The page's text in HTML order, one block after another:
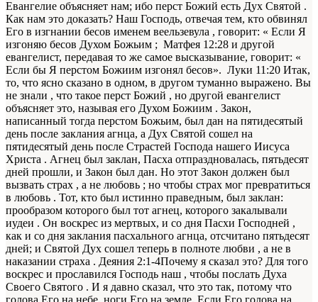
Евангелие объясняет нам; ибо перст Божий есть Дух Святой .
Как нам это доказать? Наш Господь, отвечая тем, кто обвинял
Его в изгнании бесов именем веельзевула , говорит: « Если Я
изгоняю бесов Духом Божьим ; Матфея 12:28 и другой
евангелист, передавая то же самое высказывание, говорит: «
Если бы Я перстом Божиим изгонял бесов». Луки 11:20 Итак,
то, что ясно сказано в одном, в другом туманно выражено. Вы
не знали , что такое перст Божий , но другой евангелист
объясняет это, называя его Духом Божиим . Закон,
написанный тогда перстом Божьим, был дан на пятидесятый
день после заклания агнца, а Дух Святой сошел на
пятидесятый день после Страстей Господа нашего Иисуса
Христа . Агнец был заклан, Пасха отпраздновалась, пятьдесят
дней прошли, и Закон был дан. Но этот Закон должен был
вызвать страх , а не любовь ; но чтобы страх мог превратиться
в любовь . Тот, кто был истинно праведным, был заклан:
прообразом которого был тот агнец, которого закалывали
иудеи . Он воскрес из мертвых, и со дня Пасхи Господней ,
как и со дня заклания пасхального агнца, отсчитано пятьдесят
дней; и Святой Дух сошел теперь в полноте любви , а не в
наказании страха . Деяния 2:1-4Почему я сказал это? Для того
воскрес и прославился Господь наш , чтобы послать Духа
Своего Святого . И я давно сказал, что это так, потому что